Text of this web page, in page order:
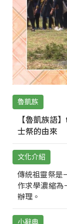
魯凱族
【魯凱族語
士祭的由來
文化介紹
傳統祖靈祭是
作求學濃縮為
辦理。
小辭典